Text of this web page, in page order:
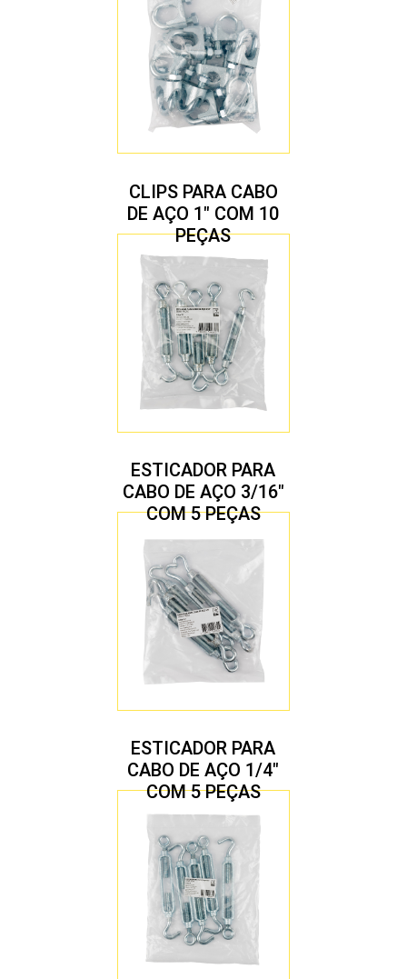
CLIPS PARA CABO
DE AÇO 1″ COM 10
PEÇAS
ESTICADOR PARA
CABO DE AÇO 3/16″
COM 5 PEÇAS
ESTICADOR PARA
CABO DE AÇO 1/4″
COM 5 PEÇAS